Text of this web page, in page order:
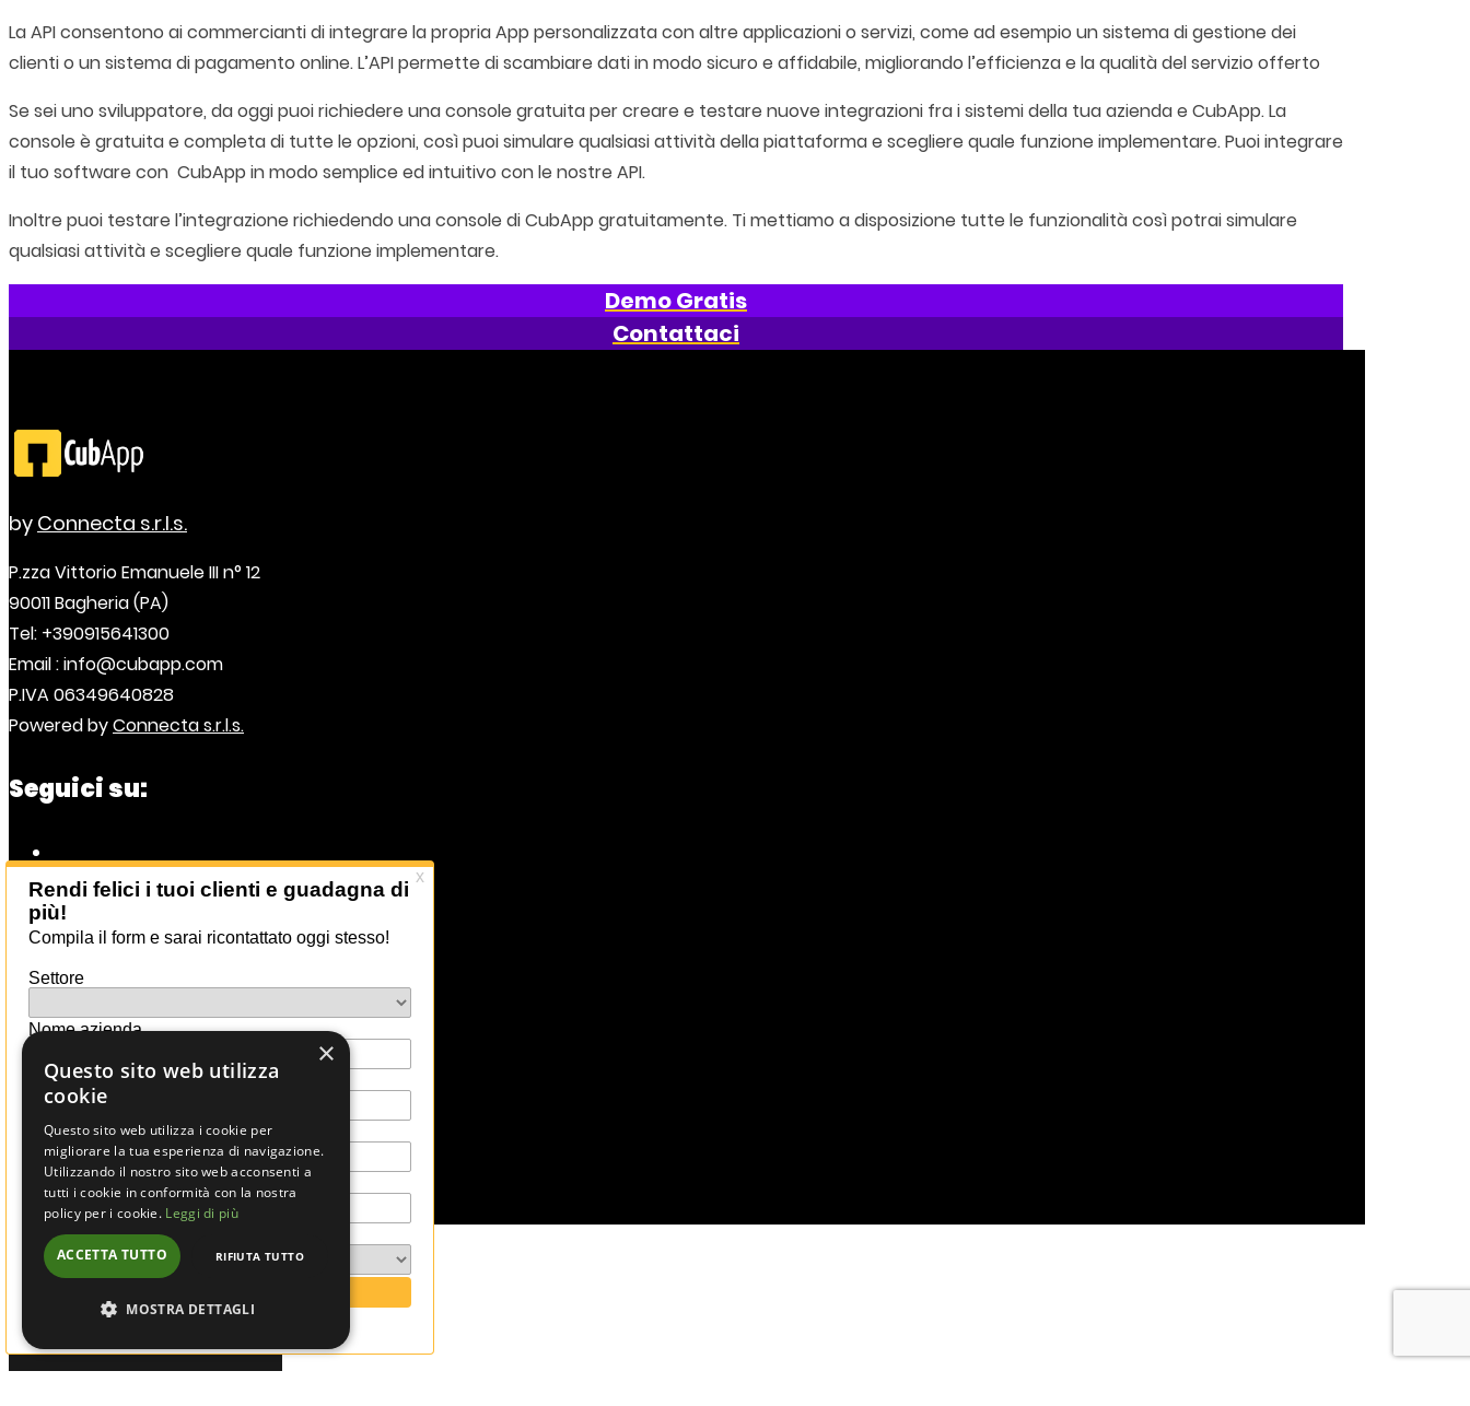
La API consentono ai commercianti di integrare la propria App personalizzata con altre applicazioni o servizi, come ad esempio un sistema di gestione dei
clienti o un sistema di pagamento online. L’API permette di scambiare dati in modo sicuro e affidabile, migliorando l’efficienza e la qualità del servizio offerto
Se sei uno sviluppatore, da oggi puoi richiedere una console gratuita per creare e testare nuove integrazioni fra i sistemi della tua azienda e CubApp. La
console è gratuita e completa di tutte le opzioni, così puoi simulare qualsiasi attività della piattaforma e scegliere quale funzione implementare. Puoi integrare
il tuo software con CubApp in modo semplice ed intuitivo con le nostre API.
Inoltre puoi testare l’integrazione richiedendo una console di CubApp gratuitamente. Ti mettiamo a disposizione tutte le funzionalità così potrai simulare
qualsiasi attività e scegliere quale funzione implementare.
Demo Gratis
Contattaci
by Connecta s.r.l.s.
P.zza Vittorio Emanuele III n° 12
90011 Bagheria (PA)
Tel: +390915641300
Email : info@cubapp.com
P.IVA 06349640828
Powered byConnecta s.r.l.s.
Seguici su:
Contratto e licenza d’uso
Termini d’uso
Cookies Policy
800 98 47 87
×
Questo sito web utilizza
cookie
Questo sito web utilizza i cookie per
migliorare la tua esperienza di navigazione.
Utilizzando il nostro sito web acconsenti a
tutti i cookie in conformità con la nostra
policy per i cookie. Leggi di più
ACCETTA TUTTO RIFIUTA TUTTO
MOSTRA DETTAGLI
STRETTAMENTE NECESSARI